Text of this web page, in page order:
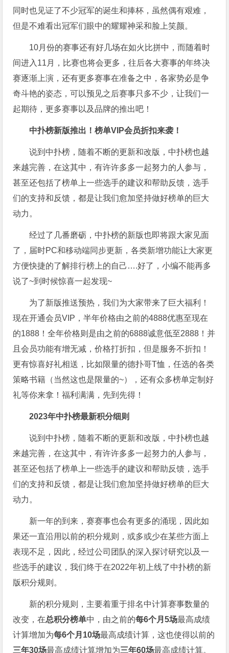
同时也见证了不少冠军的诞生和捧杯，虽然偶有艰难，
但是不难看出冠军们眼中的耀耀神采和脸上笑颜。
10月份的赛事还有好几场在如火比拼中，而随着时
间进入11月，比赛也将会更多，往后各大赛事的年终决
赛逐渐上演，还有更多赛事在准备之中，各家势必是争
奇斗艳的姿态，可以预见之后赛事只多不少，让我们一
起期待，更多赛事以及品牌的推出吧！
中扑榜新版推出！榜单VIP会员折扣来袭！
说到中扑榜，随着不断的更新和改版，中扑榜也越
来越完善，在这其中，有许许多多一起努力的人参与，
甚至还包括了榜单上一些选手的建议和帮助反馈，选手
们的支持和反馈，都是让我们愈加坚持做好榜单的巨大
动力。
经过了几番磨砺，中扑榜的新版也即将跟大家见面
了，届时PC和移动端同步更新，各类新增功能让大家更
方便快捷的了解排行榜上的自己….好了，小编不能再多
说了~到时候惊喜一起发现~
为了新版推送预热，我们为大家带来了巨大福利！
现在开通会员VIP，半年价格由之前的4888优惠至现在
的1888！全年价格则是由之前的6888诚意低至2888！并
且会员功能有增无减，价格打折扣，但是服务不折扣！
更有惊喜好礼相送，比如限量的德扑哥T恤，任选的各类
策略书籍（当然这也是限量的~），还有众多榜单定制好
礼等你来拿！福利满满，先到先得！
2023年中扑榜最新积分细则
说到中扑榜，随着不断的更新和改版，中扑榜也越
来越完善，在这其中，有许许多多一起努力的人参与，
甚至还包括了榜单上一些选手的建议和帮助反馈，选手
们的支持和反馈，都是让我们愈加坚持做好榜单的巨大
动力。
新一年的到来，赛赛事也会有更多的涌现，因此如
果还一直沿用以前的积分规则，或多或少在某些方面上
表现不足，因此，经过公司团队的深入探讨研究以及一
些选手的建议，我们终于在2022年初上线了中扑榜的新
版积分规则。
新的积分规则，主要着重于排名中计算赛事数量的
改变，在总积分榜单中，由之前的每6个月5场最高成绩
计算增加为每6个月10场最高成绩计算，这也使得以前的
三年30场最高成绩计算增加为三年60场最高成绩计算。